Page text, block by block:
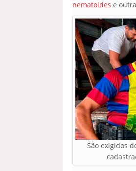
nematoides e
São exigidos